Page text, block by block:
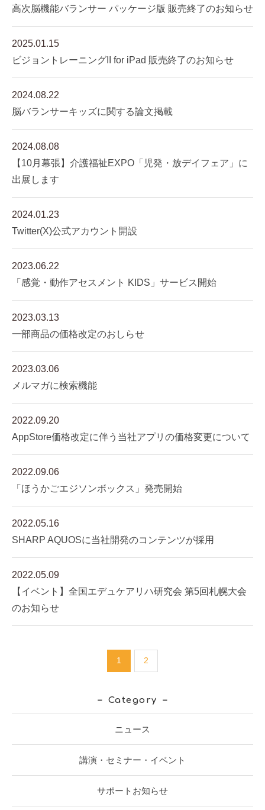
高次脳機能バランサー パッケージ版 販売終了のお知らせ
2025.01.15
ビジョントレーニングII for iPad 販売終了のお知らせ
2024.08.22
脳バランサーキッズに関する論文掲載
2024.08.08
【10月幕張】介護福祉EXPO「児発・放デイフェア」に
出展します
2024.01.23
Twitter(X)公式アカウント開設
2023.06.22
「感覚・動作アセスメント KIDS」サービス開始
2023.03.13
一部商品の価格改定のおしらせ
2023.03.06
メルマガに検索機能
2022.09.20
AppStore価格改定に伴う当社アプリの価格変更について
2022.09.06
「ほうかごエジソンボックス」発売開始
2022.05.16
SHARP AQUOSに当社開発のコンテンツが採用
2022.05.09
【イベント】全国エデュケアリハ研究会 第5回札幌大会
のお知らせ
1 2
Category
ニュース
講演・セミナー・イベント
サポートお知らせ